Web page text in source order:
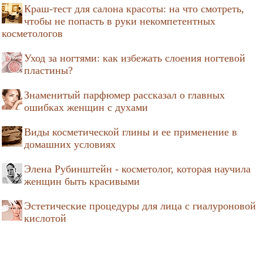
Краш-тест для салона красоты: на что смотреть,
чтобы не попасть в руки некомпетентных
косметологов
Уход за ногтями: как избежать слоения ногтевой
пластины?
Знаменитый парфюмер рассказал о главных
ошибках женщин с духами
Виды косметической глины и ее применение в
домашних условиях
Элена Рубинштейн - косметолог, которая научила
женщин быть красивыми
Эстетические процедуры для лица с гиалуроновой
кислотой